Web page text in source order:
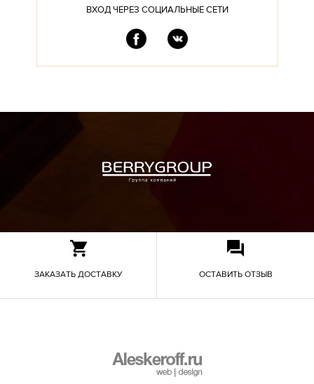
ВХОД ЧЕРЕЗ СОЦИАЛЬНЫЕ СЕТИ
ЗАКАЗАТЬ ДОСТАВКУ ОСТАВИТЬ ОТЗЫВ